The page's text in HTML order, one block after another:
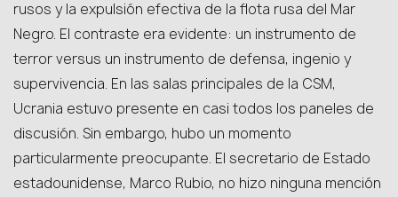
rusos y la expulsión efectiva de la flota rusa del Mar
Negro. El contraste era evidente: un instrumento de
terror versus un instrumento de defensa, ingenio y
supervivencia. En las salas principales de la CSM,
Ucrania estuvo presente en casi todos los paneles de
discusión. Sin embargo, hubo un momento
particularmente preocupante. El secretario de Estado
estadounidense, Marco Rubio, no hizo ninguna mención